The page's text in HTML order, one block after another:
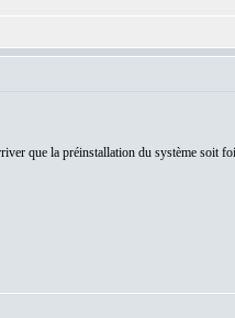
que la préinstallation du système soit